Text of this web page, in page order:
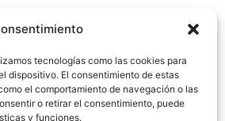
tecnologías como las cookies para
dispositivo. El consentimiento de estas
el comportamiento de navegación o las
o retirar el consentimiento, puede
y funciones.